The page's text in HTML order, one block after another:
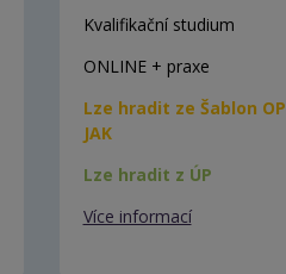
Kvalifikační studium
ONLINE + praxe
Lze hradit ze Šablon OP
JAK
Lze hradit z ÚP
Více informací